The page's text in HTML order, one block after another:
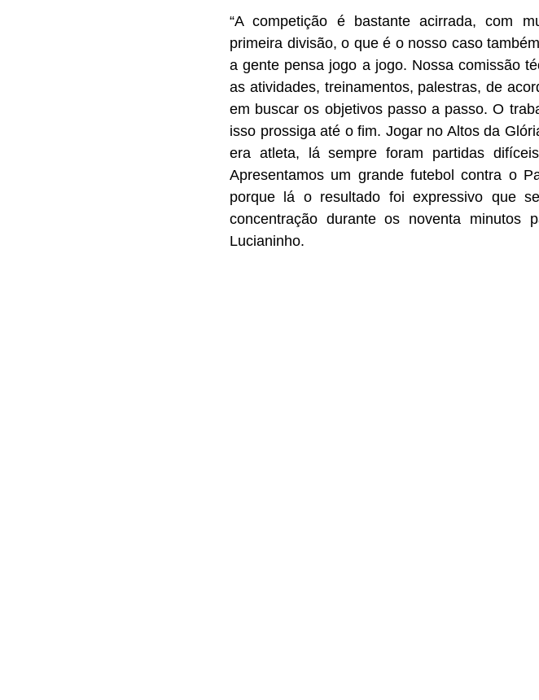
“A competição é bastante acirrada, com
primeira divisão, o que é o nosso caso
a gente pensa jogo a jogo. Nossa comissão
as atividades, treinamentos, palestras, de
em buscar os objetivos passo a passo. O
isso prossiga até o fim. Jogar no Altos da
era atleta, lá sempre foram partidas
Apresentamos um grande futebol contra o
porque lá o resultado foi expressivo que
concentração durante os noventa minutos
Lucianinho.